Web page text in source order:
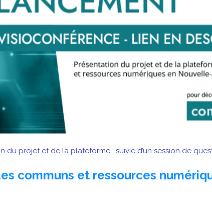
du projet et de la plateforme ; suivie d’un session de
communs et ressources